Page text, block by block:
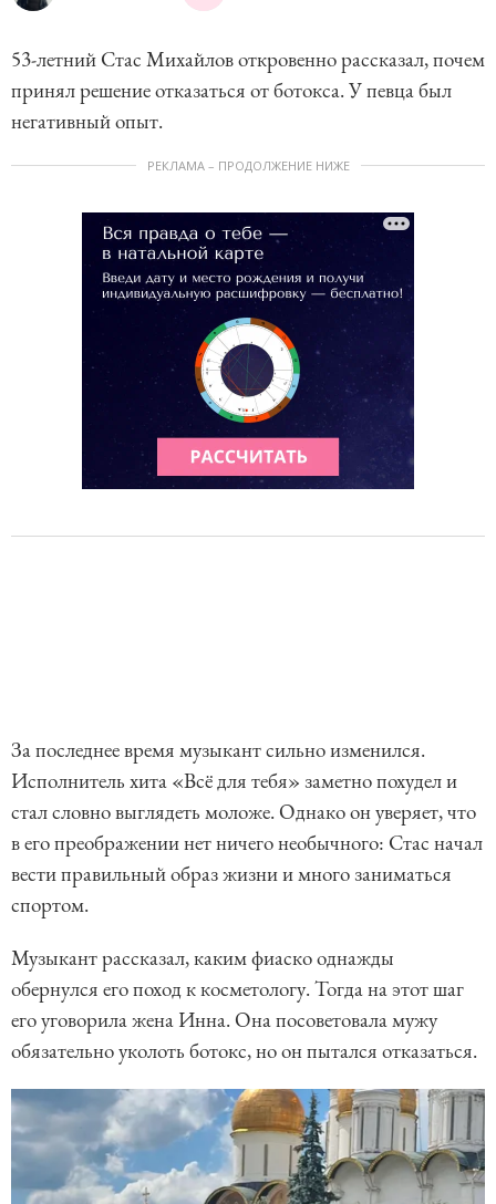
53-летний Стас Михайлов откровенно рассказал, почем
принял решение отказаться от ботокса. У певца был
негативный опыт.
РЕКЛАМА – ПРОДОЛЖЕНИЕ НИЖЕ
За последнее время музыкант сильно изменился.
Исполнитель хита «Всё для тебя» заметно похудел и
стал словно выглядеть моложе. Однако он уверяет, что
в его преображении нет ничего необычного: Стас начал
вести правильный образ жизни и много заниматься
спортом.
Музыкант рассказал, каким фиаско однажды
обернулся его поход к косметологу. Тогда на этот шаг
его уговорила жена Инна. Она посоветовала мужу
обязательно уколоть ботокс, но он пытался отказаться.